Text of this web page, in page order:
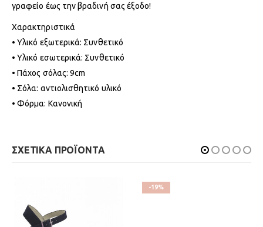
γραφείο έως την βραδινή σας έξοδο!
Χαρακτηριστικά
• Υλικό εξωτερικά: Συνθετικό
• Υλικό εσωτερικά: Συνθετικό
• Πάχος σόλας: 9cm
• Σόλα: αντιολισθητικό υλικό
• Φόρμα: Κανονική
ΣΧΕΤΙΚΑ ΠΡΟΪΟΝΤΑ
-19%